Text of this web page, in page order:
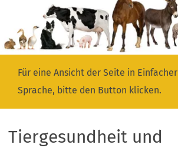
Für eine Ansicht der Seite in Einfacher
Sprache, bitte den Button klicken.
Tiergesundheit und